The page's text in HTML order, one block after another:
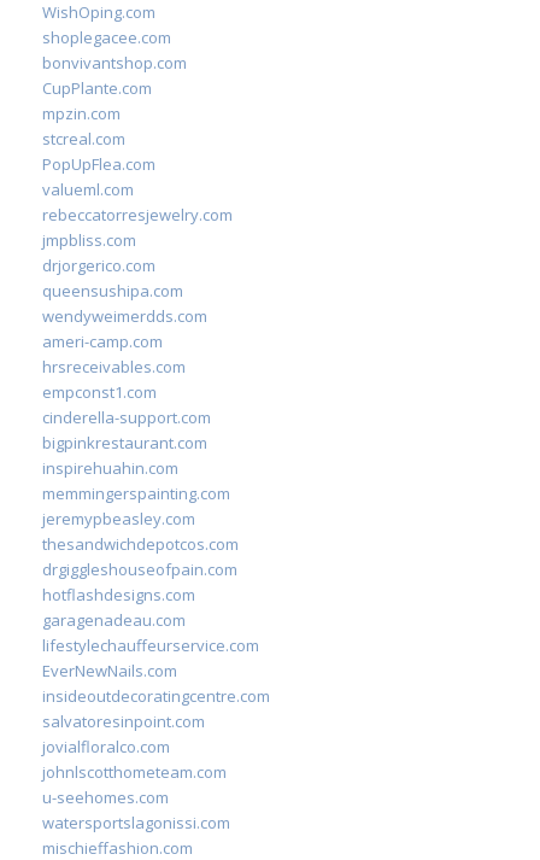
WishOping.com
shoplegacee.com
bonvivantshop.com
CupPlante.com
mpzin.com
stcreal.com
PopUpFlea.com
valueml.com
rebeccatorresjewelry.com
jmpbliss.com
drjorgerico.com
queensushipa.com
wendyweimerdds.com
ameri-camp.com
hrsreceivables.com
empconst1.com
cinderella-support.com
bigpinkrestaurant.com
inspirehuahin.com
memmingerspainting.com
jeremypbeasley.com
thesandwichdepotcos.com
drgiggleshouseofpain.com
hotflashdesigns.com
garagenadeau.com
lifestylechauffeurservice.com
EverNewNails.com
insideoutdecoratingcentre.com
salvatoresinpoint.com
jovialfloralco.com
johnlscotthometeam.com
u-seehomes.com
watersportslagonissi.com
mischieffashion.com